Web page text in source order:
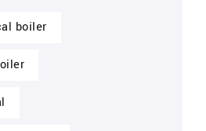
boiler